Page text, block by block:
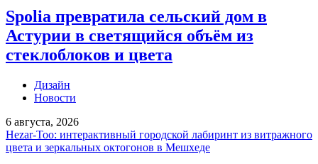
Spolia превратила сельский дом в
Астурии в светящийся объём из
стеклоблоков и цвета
Дизайн
Новости
6 августа, 2026
Hezar-Too: интерактивный городской лабиринт из витражного
цвета и зеркальных октогонов в Мешхеде